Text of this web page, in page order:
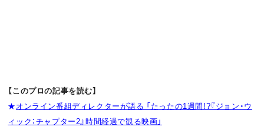
【このプロの記事を読む】
★オンライン番組ディレクターが語る 「たったの1週間!?『ジョン・ウ
ィック：チャプター2』時間経過で観る映画」